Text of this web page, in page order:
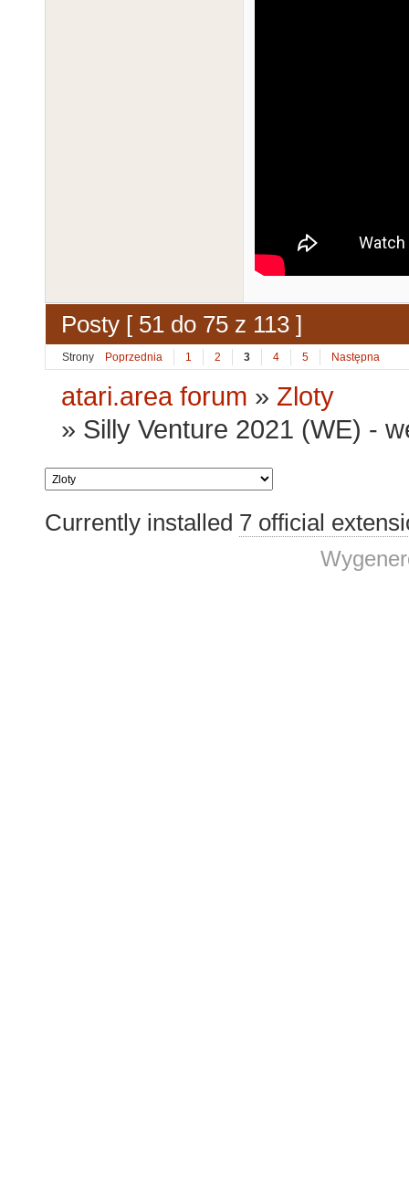
Posty [ 51 do 75 z 113 ]
Strony Poprzednia 1 2 3 4 5 Następna
atari.area forum » Zloty
» Silly Venture 2021 (WE) -
Currently installed 7 official